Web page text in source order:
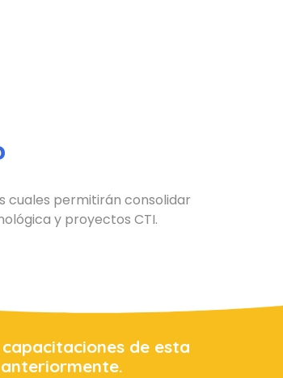
cuales permitirán consolidar
y proyectos CTI.
de esta